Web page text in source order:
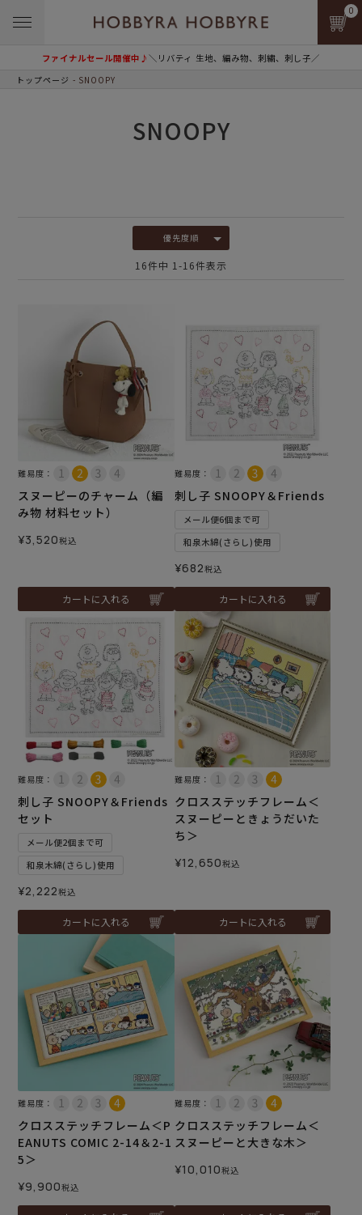
ファイナルセール開催中♪＼リバティ 生地、編み物、刺繍、刺し子／
0
トップページ SNOOPY
SNOOPY
優先度順
16件中 1 -16件表示
難易度：
スヌーピーのチャーム（編
み物 材料セット）
¥3,520税込
カートに入れる
難易度：
刺し子 SNOOPY＆Friends
メール便6個まで可
和泉木綿(さらし)使用
¥682税込
カートに入れる
難易度：
刺し子 SNOOPY＆Friends
セット
メール便2個まで可
和泉木綿(さらし)使用
¥2,222税込
カートに入れる
難易度：
クロスステッチフレーム＜
スヌーピーときょうだいた
ち＞
¥12,650税込
カートに入れる
難易度：
クロスステッチフレーム＜P
EANUTS COMIC 2-14＆2-1
5＞
¥9,900税込
難易度：
クロスステッチフレーム＜
スヌーピーと大きな木＞
¥10,010税込